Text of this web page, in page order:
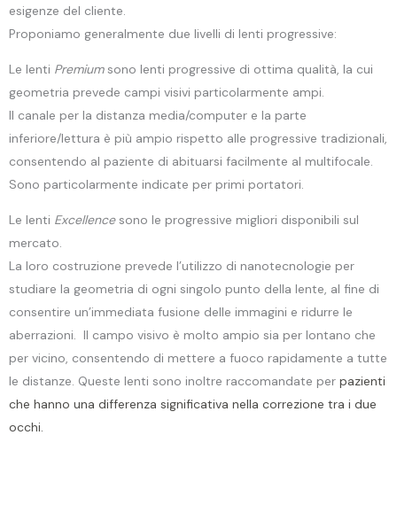
esigenze del cliente.
Proponiamo generalmente due livelli di lenti progressive:
Le lenti Premiumsono lenti progressive di ottima qualità, la cui
geometria prevede campi visivi particolarmente ampi.
Il canale per la distanza media/computer e la parte
inferiore/lettura è più ampio rispetto alle progressive tradizionali,
consentendo al paziente di abituarsi facilmente al multifocale.
Sono particolarmente indicate per primi portatori.
Le lenti Excellencesono le progressive migliori disponibili sul
mercato.
La loro costruzione prevede l’utilizzo di nanotecnologie per
studiare la geometria di ogni singolo punto della lente, al fine di
consentire un’immediata fusione delle immagini e ridurre le
aberrazioni. Il campo visivo è molto ampio sia per lontano che
per vicino, consentendo di mettere a fuoco rapidamente a tutte
le distanze. Queste lenti sono inoltre raccomandate per pazienti
che hanno una differenza significativa nella correzione tra i due
occhi.